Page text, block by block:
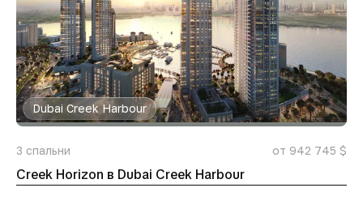
Dubai Creek Harbour
3 спальни от 942 745 $
Creek Horizon в Dubai Creek Harbour